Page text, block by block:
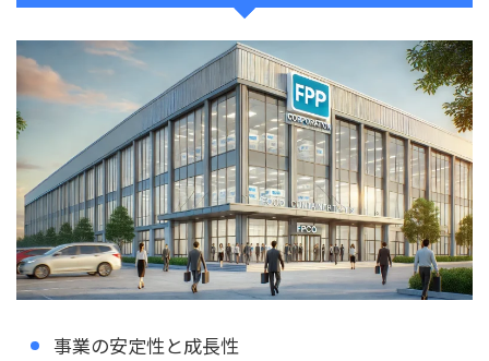
事業の安定性と成長性